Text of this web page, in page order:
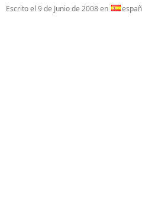
Escrito el 9 de Junio de 2008en